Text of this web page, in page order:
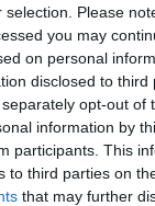
Please
you may
on personal
disclosed to third
opt-out of
information by
participants. This
to third parties on
that may further
preoperatorio
mediche